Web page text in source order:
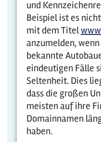
und
Beispiel ist es
mit dem Titel
anzumelden,
bekannte
eindeutigen Fälle
Seltenheit. Dies
dass die großen
meisten auf ihre
Domainnamen
haben.